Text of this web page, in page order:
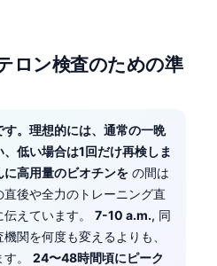
ロン検査のための準
。理想的には、通常の一晩
低い場合は1回だけ再検しま
高用量のビオチンを の間は
後や全力のトレーニング直
えています。 7-10 a.m., 同
関を何度も変えるよりも、
。 24〜48時間頃にピーク